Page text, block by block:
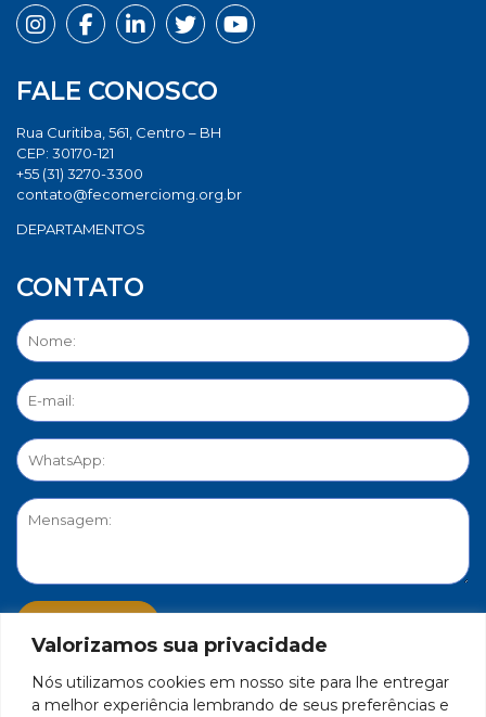
Valorizamos sua privacidade
Nós utilizamos cookies em nosso site para lhe entregar
a melhor experiência lembrando de seus preferências e
FALE CONOSCO
Rua Curitiba, 561, Centro – BH
CEP: 30170-121
+55 (31) 3270-3300
contato@fecomerciomg.org.br
DEPARTAMENTOS
CONTATO
PORTAL DE PRIVACIDADE